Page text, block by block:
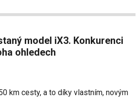
ohledech
km cesty, a to díky vlastním, novým